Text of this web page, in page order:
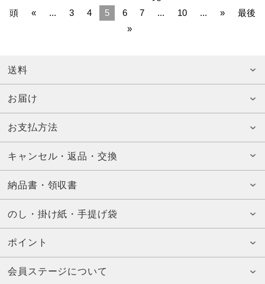
頭
« ... 3 4 5 6 7 ... 10 ... »
最後
»
送料
お届け
お支払方法
キャンセル・返品・交換
納品書・領収書
のし・掛け紙・手提げ袋
ポイント
会員ステージについて